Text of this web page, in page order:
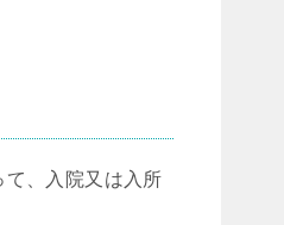
、入院又は入所